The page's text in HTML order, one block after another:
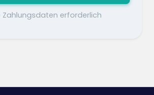
Zahlungsdaten erforderlich